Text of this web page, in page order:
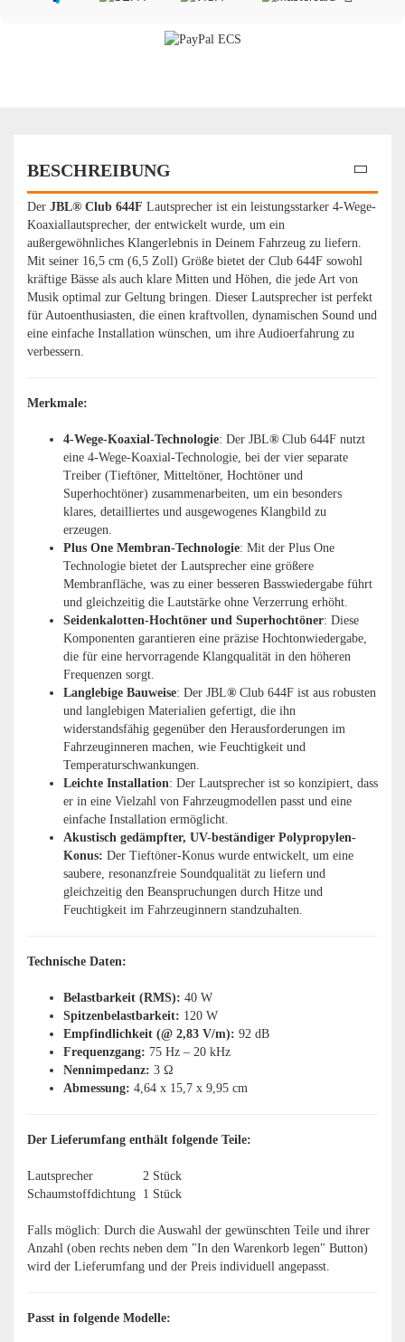
BESCHREIBUNG
Der JBL® Club 644F Lautsprecher ist ein leistungsstarker 4-Wege-
Koaxiallautsprecher, der entwickelt wurde, um ein
außergewöhnliches Klangerlebnis in Deinem Fahrzeug zu liefern.
Mit seiner 16,5 cm (6,5 Zoll) Größe bietet der Club 644F sowohl
kräftige Bässe als auch klare Mitten und Höhen, die jede Art von
Musik optimal zur Geltung bringen. Dieser Lautsprecher ist perfekt
für Autoenthusiasten, die einen kraftvollen, dynamischen Sound und
eine einfache Installation wünschen, um ihre Audioerfahrung zu
verbessern.
Merkmale:
4-Wege-Koaxial-Technologie: Der JBL® Club 644F nutzt
eine 4-Wege-Koaxial-Technologie, bei der vier separate
Treiber (Tieftöner, Mitteltöner, Hochtöner und
Superhochtöner) zusammenarbeiten, um ein besonders
klares, detailliertes und ausgewogenes Klangbild zu
erzeugen.
Plus One Membran-Technologie: Mit der Plus One
Technologie bietet der Lautsprecher eine größere
Membranfläche, was zu einer besseren Basswiedergabe führt
und gleichzeitig die Lautstärke ohne Verzerrung erhöht.
Seidenkalotten-Hochtöner und Superhochtöner: Diese
Komponenten garantieren eine präzise Hochtonwiedergabe,
die für eine hervorragende Klangqualität in den höheren
Frequenzen sorgt.
Langlebige Bauweise: Der JBL® Club 644F ist aus robusten
und langlebigen Materialien gefertigt, die ihn
widerstandsfähig gegenüber den Herausforderungen im
Fahrzeuginneren machen, wie Feuchtigkeit und
Temperaturschwankungen.
Leichte Installation: Der Lautsprecher ist so konzipiert, dass
er in eine Vielzahl von Fahrzeugmodellen passt und eine
einfache Installation ermöglicht.
Akustisch gedämpfter, UV-beständiger Polypropylen-
Konus: Der Tieftöner-Konus wurde entwickelt, um eine
saubere, resonanzfreie Soundqualität zu liefern und
gleichzeitig den Beanspruchungen durch Hitze und
Feuchtigkeit im Fahrzeuginnern standzuhalten.
Technische Daten:
Belastbarkeit (RMS): 40 W​
Spitzenbelastbarkeit: 120 W​
Empfindlichkeit (@ 2,83 V/m): 92 dB​
Frequenzgang: 75 Hz – 20 kHz​
Nennimpedanz: 3 Ω
Abmessung: 4,64 x 15,7 x 9,95 cm
Der Lieferumfang enthält folgende Teile:
Lautsprecher
2 Stück
Schaumstoffdichtung 1 Stück
Falls möglich: Durch die Auswahl der gewünschten Teile und ihrer
Anzahl (oben rechts neben dem "In den Warenkorb legen" Button)
wird der Lieferumfang und der Preis individuell angepasst.
Passt in folgende Modelle: